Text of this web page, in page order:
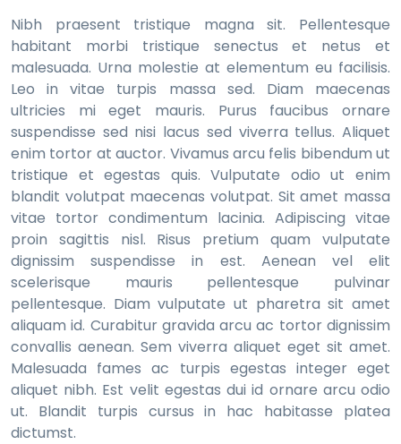
Nibh praesent tristique magna sit. Pellentesque
habitant morbi tristique senectus et netus et
malesuada. Urna molestie at elementum eu facilisis.
Leo in vitae turpis massa sed. Diam maecenas
ultricies mi eget mauris. Purus faucibus ornare
suspendisse sed nisi lacus sed viverra tellus. Aliquet
enim tortor at auctor. Vivamus arcu felis bibendum ut
tristique et egestas quis. Vulputate odio ut enim
blandit volutpat maecenas volutpat. Sit amet massa
vitae tortor condimentum lacinia. Adipiscing vitae
proin sagittis nisl. Risus pretium quam vulputate
dignissim suspendisse in est. Aenean vel elit
scelerisque mauris pellentesque pulvinar
pellentesque. Diam vulputate ut pharetra sit amet
aliquam id. Curabitur gravida arcu ac tortor dignissim
convallis aenean. Sem viverra aliquet eget sit amet.
Malesuada fames ac turpis egestas integer eget
aliquet nibh. Est velit egestas dui id ornare arcu odio
ut. Blandit turpis cursus in hac habitasse platea
dictumst.